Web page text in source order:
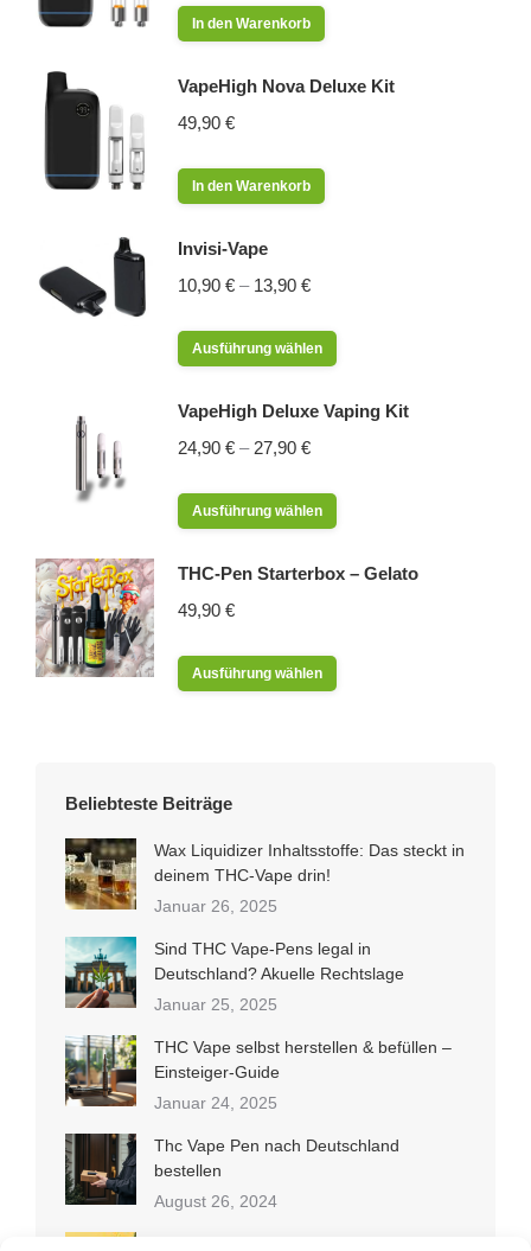
In den Warenkorb
VapeHigh Nova Deluxe Kit
49,90 €
In den Warenkorb
Invisi-Vape
10,90 € – 13,90 €
Ausführung wählen
weist
auf.
Die
können
VapeHigh Deluxe Vaping Kit
24,90 € – 27,90 €
Ausführung wählen
weist
auf.
Die
gewählt
THC-Pen Starterbox – Gelato
49,90 €
Ausführung wählen
Die
der
werden
Beliebteste Beiträge
Wax Liquidizer Inhaltsstoffe: Das steckt in
deinem THC-Vape drin!
Januar 26, 2025
Sind THC Vape-Pens legal in
Deutschland? Akuelle Rechtslage
Januar 25, 2025
THC Vape selbst herstellen & befüllen –
Einsteiger-Guide
Januar 24, 2025
Thc Vape Pen nach Deutschland
bestellen
August 26, 2024